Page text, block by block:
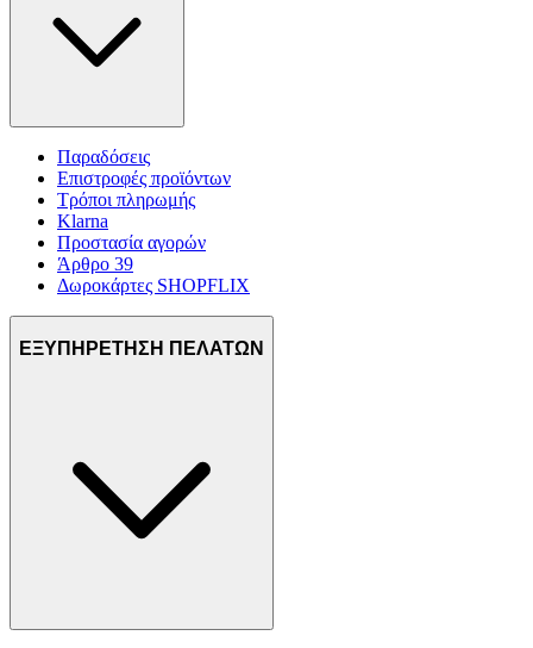
Παραδόσεις
Επιστροφές προϊόντων
Τρόποι πληρωμής
Klarna
Προστασία αγορών
Άρθρο 39
Δωροκάρτες SHOPFLIX
ΕΞΥΠΗΡΕΤΗΣΗ ΠΕΛΑΤΩΝ